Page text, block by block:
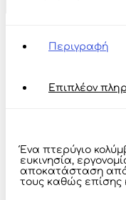
Περιγραφή
Επιπλέον
Ένα πτερύγιο
ευκινησία,
αποκατάσταση από
τους καθώς επίσης